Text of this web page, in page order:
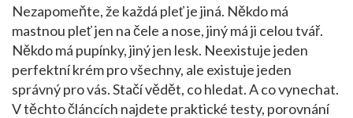
Nezapomeňte, že každá pleť je jiná. Někdo má
mastnou pleť jen na čele a nose, jiný má ji celou tvář.
Někdo má pupínky, jiný jen lesk. Neexistuje jeden
perfektní krém pro všechny, ale existuje jeden
správný pro vás. Stačí vědět, co hledat. A co vynechat.
V těchto článcích najdete praktické testy, porovnání